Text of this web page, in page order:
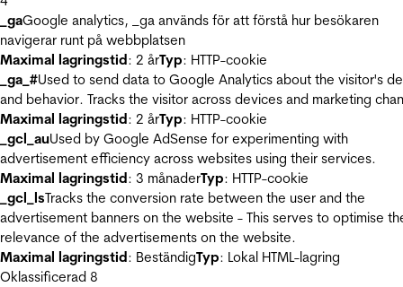
_gaGoogle analytics, _ga används för att förstå hur besökaren
navigerar runt på webbplatsen
Maximal lagringstid: 2 årTyp: HTTP-cookie
_ga_#Used to send data to Google Analytics about the visitor's
and behavior. Tracks the visitor across devices and marketing
Maximal lagringstid: 2 årTyp: HTTP-cookie
_gcl_auUsed by Google AdSense for experimenting with
advertisement efficiency across websites using their services.
Maximal lagringstid: 3 månaderTyp: HTTP-cookie
_gcl_lsTracks the conversion rate between the user and the
advertisement banners on the website - This serves to optimise
relevance of the advertisements on the website.
Maximal lagringstid: BeständigTyp: Lokal HTML-lagring
Oklassificerad 8